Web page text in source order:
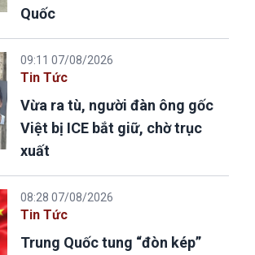
Quốc
09:11 07/08/2026
Tin Tức
Vừa ra tù, người đàn ông gốc
Việt bị ICE bắt giữ, chờ trục
xuất
08:28 07/08/2026
Tin Tức
Trung Quốc tung “đòn kép”